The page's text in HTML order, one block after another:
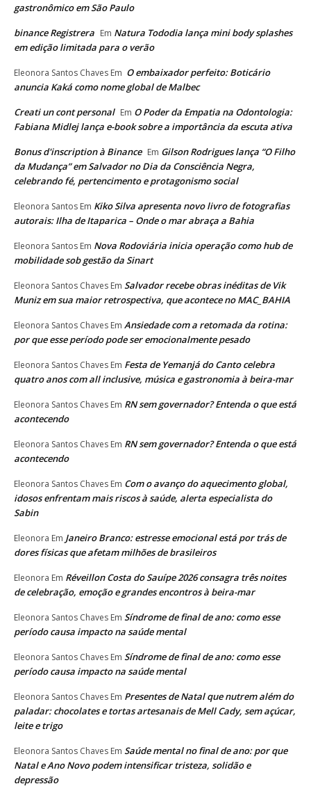
gastronômico em São Paulo
binance Registrera Em Natura Tododia lança mini body splashes
em edição limitada para o verão
Eleonora Santos Chaves Em O embaixador perfeito: Boticário
anuncia Kaká como nome global de Malbec
Creati un cont personal Em O Poder da Empatia na Odontologia:
Fabiana Midlej lança e-book sobre a importância da escuta ativa
Bonus d'inscription à Binance Em Gilson Rodrigues lança “O Filho
da Mudança” em Salvador no Dia da Consciência Negra,
celebrando fé, pertencimento e protagonismo social
Eleonora Santos Em Kiko Silva apresenta novo livro de fotografias
autorais: Ilha de Itaparica – Onde o mar abraça a Bahia
Eleonora Santos Em Nova Rodoviária inicia operação como hub de
mobilidade sob gestão da Sinart
Eleonora Santos Chaves Em Salvador recebe obras inéditas de Vik
Muniz em sua maior retrospectiva, que acontece no MAC_BAHIA
Eleonora Santos Chaves Em Ansiedade com a retomada da rotina:
por que esse período pode ser emocionalmente pesado
Eleonora Santos Chaves Em Festa de Yemanjá do Canto celebra
quatro anos com all inclusive, música e gastronomia à beira-mar
Eleonora Santos Chaves Em RN sem governador? Entenda o que está
acontecendo
Eleonora Santos Chaves Em RN sem governador? Entenda o que está
acontecendo
Eleonora Santos Chaves Em Com o avanço do aquecimento global,
idosos enfrentam mais riscos à saúde, alerta especialista do
Sabin
Eleonora Em Janeiro Branco: estresse emocional está por trás de
dores físicas que afetam milhões de brasileiros
Eleonora Em Réveillon Costa do Sauípe 2026 consagra três noites
de celebração, emoção e grandes encontros à beira-mar
Eleonora Santos Chaves Em Síndrome de final de ano: como esse
período causa impacto na saúde mental
Eleonora Santos Chaves Em Síndrome de final de ano: como esse
período causa impacto na saúde mental
Eleonora Santos Chaves Em Presentes de Natal que nutrem além do
paladar: chocolates e tortas artesanais de Mell Cady, sem açúcar,
leite e trigo
Eleonora Santos Chaves Em Saúde mental no final de ano: por que
Natal e Ano Novo podem intensificar tristeza, solidão e
depressão